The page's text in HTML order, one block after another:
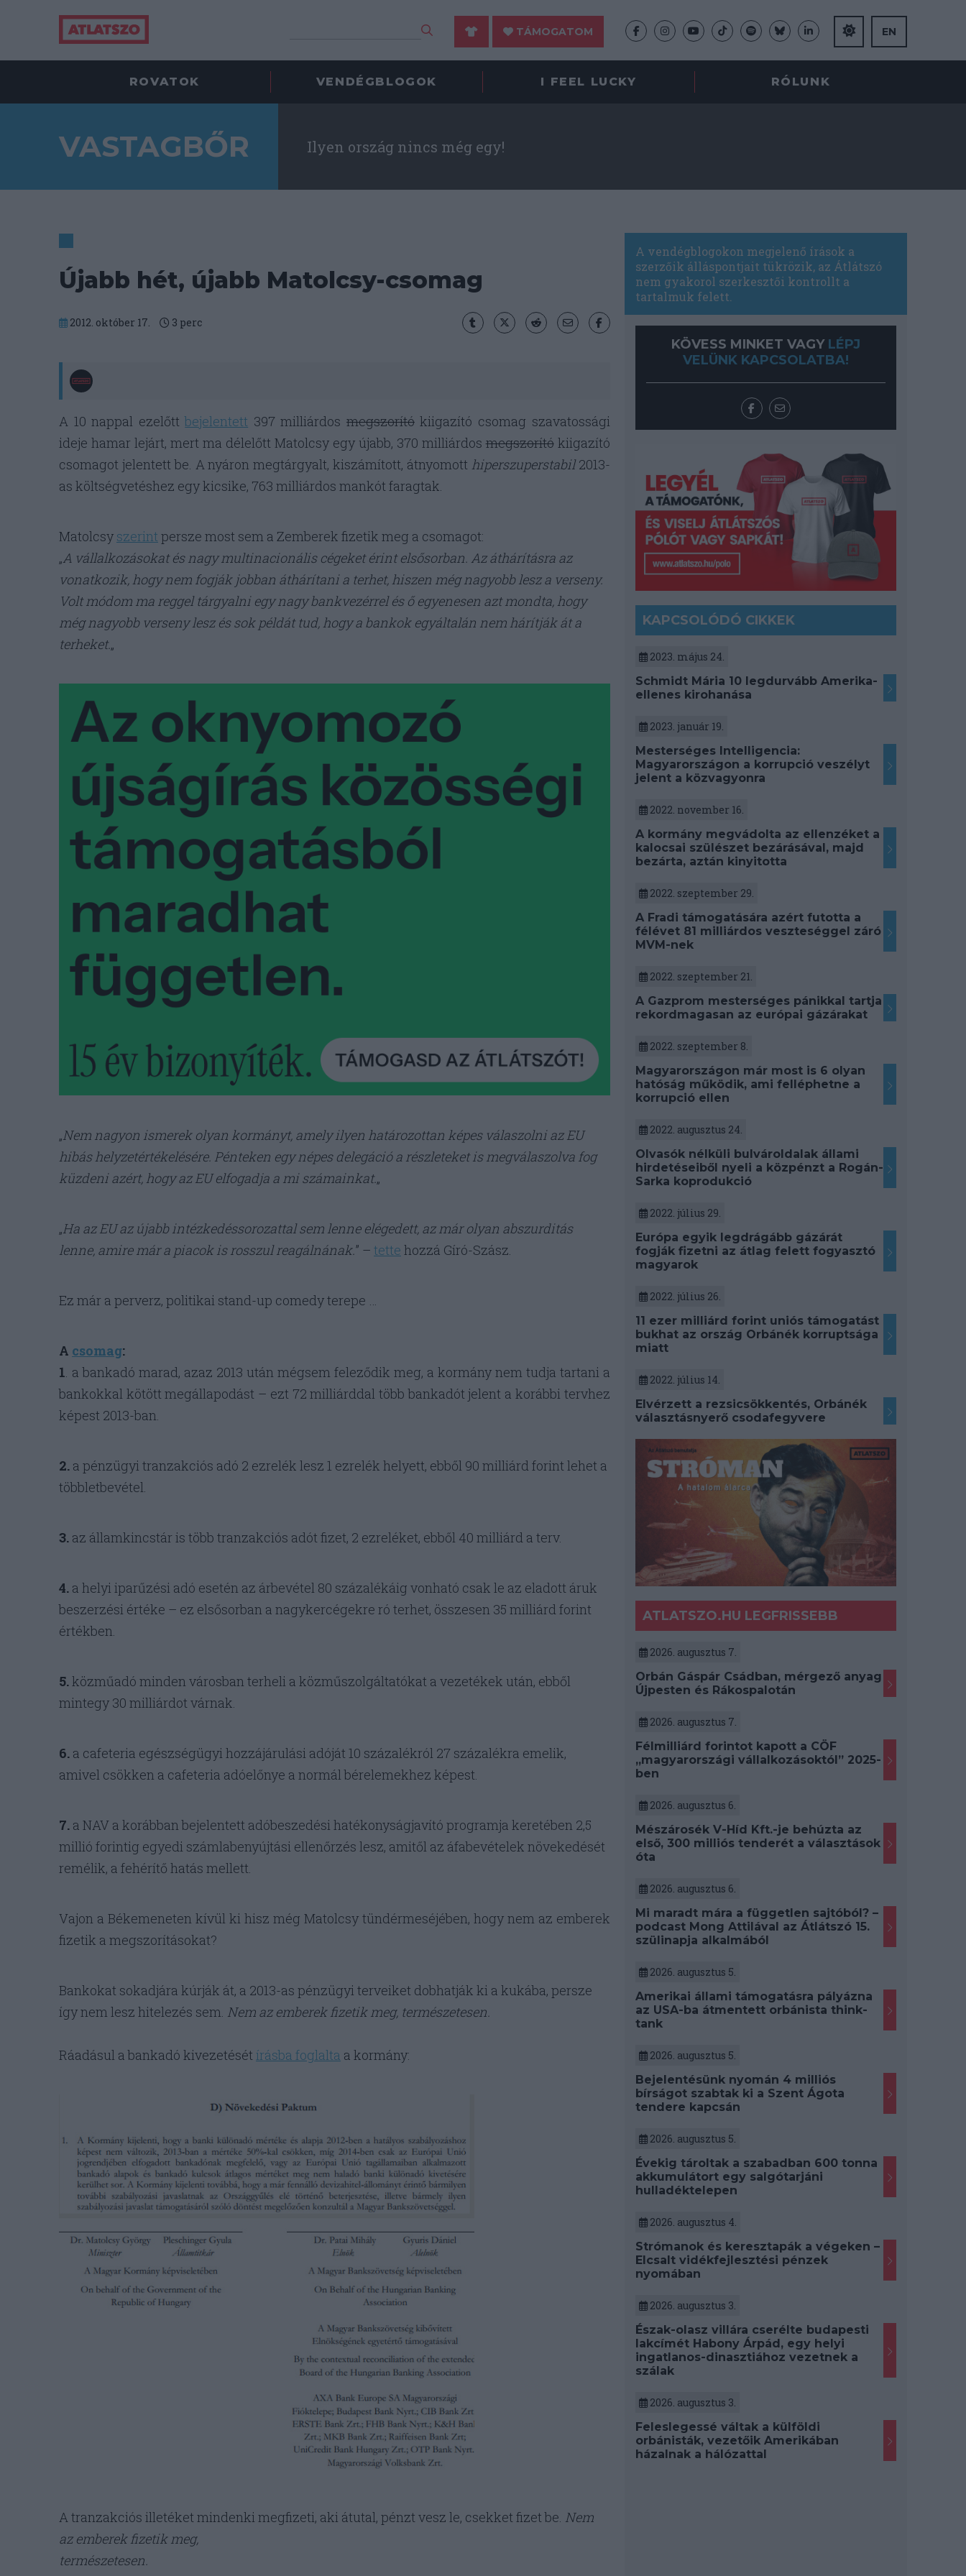
TÁMOGATOM EN
ROVATOK VENDÉGBLOGOK I FEEL LUCKY RÓLUNK
VASTAGBŐR Ilyen ország nincs még egy!
Újabb hét, újabb Matolcsy-csomag
2012. október 17. 3 perc
A 10 nappal ezelőttbejelentett 397 milliárdos megszorítókiigazító csomag szavatossági
ideje hamar lejárt, mert ma délelőtt Matolcsy egy újabb, 370 milliárdosmegszorítókiigazító
csomagot jelentett be. A nyáron megtárgyalt, kiszámított, átnyomott hiperszuperstabil2013-
as költségvetéshez egy kicsike, 763 milliárdos mankót faragtak.
Matolcsy szerint persze most sem a Zemberek fizetik meg a csomagot:
„A vállalkozásokat és nagy multinacionális cégeket érint elsősorban. Az áthárításra az
vonatkozik, hogy nem fogják jobban áthárítani a terhet, hiszen még nagyobb lesz a verseny.
Volt módom ma reggel tárgyalni egy nagy bankvezérrel és ő egyenesen azt mondta, hogy
még nagyobb verseny lesz és sok példát tud, hogy a bankok egyáltalán nem hárítják át a
terheket.„
„Nem nagyon ismerek olyan kormányt, amely ilyen határozottan képes válaszolni az EU
hibás helyzetértékelésére. Pénteken egy népes delegáció a részleteket is megválaszolva fog
küzdeni azért, hogy az EU elfogadja a mi számainkat.„
„Ha az EU az újabb intézkedéssorozattal sem lenne elégedett, az már olyan abszurditás
lenne, amire már a piacok is rosszul reagálnának.” – tette hozzá Gíró-Szász.
Ez már a perverz, politikai stand-up comedy terepe …
A csomag:
1 . a bankadó marad, azaz 2013 után mégsem feleződik meg, a kormány nem tudja tartani a
bankokkal kötött megállapodást – ezt 72 milliárddal több bankadót jelent a korábbi tervhez
képest 2013-ban.
2. a pénzügyi tranzakciós adó 2 ezrelék lesz 1 ezrelék helyett, ebből 90 milliárd forint lehet a
többletbevétel.
3. az államkincstár is több tranzakciós adót fizet, 2 ezreléket, ebből 40 milliárd a terv.
4. a helyi iparűzési adó esetén az árbevétel 80 százalékáig vonható csak le az eladott áruk
beszerzési értéke – ez elsősorban a nagykercégekre ró terhet, összesen 35 milliárd forint
értékben.
5.közműadó minden városban terheli a közműszolgáltatókat a vezetékek után, ebből
mintegy 30 milliárdot várnak.
6. a cafeteria egészségügyi hozzájárulási adóját 10 százalékról 27 százalékra emelik,
amivel csökken a cafeteria adóelőnye a normál bérelemekhez képest.
7. a NAV a korábban bejelentett adóbeszedési hatékonyságjavító programja keretében 2,5
millió forintig egyedi számlabenyújtási ellenőrzés lesz, amitől az áfabevételek növekedését
remélik, a fehérítő hatás mellett.
Vajon a Békemeneten kívül ki hisz még Matolcsy tündérmeséjében, hogy nem az emberek
fizetik a megszorításokat?
Bankokat sokadjára kúrják át, a 2013-as pénzügyi terveiket dobhatják ki a kukába, persze
így nem lesz hitelezés sem. Nem az emberek fizetik meg, természetesen.
Ráadásul a bankadó kivezetését írásba foglalta a kormány:
A tranzakciós illetéket mindenki megfizeti, aki átutal, pénzt vesz le, csekket fizet be. Nem
az emberek fizetik meg,
természetesen.
A vendégblogokon megjelenő írások a
szerzőik álláspontjait tükrözik, az Átlátszó
nem gyakorol szerkesztői kontrollt a
tartalmuk felett.
KÖVESS MINKET VAGY LÉPJ
VELÜNK KAPCSOLATBA!
KAPCSOLÓDÓ CIKKEK
2023. május 24.
Schmidt Mária 10 legdurvább Amerika-
ellenes kirohanása
2023. január 19.
Mesterséges Intelligencia:
Magyarországon a korrupció veszélyt
jelent a közvagyonra
2022. november 16.
A kormány megvádolta az ellenzéket a
kalocsai szülészet bezárásával, majd
bezárta, aztán kinyitotta
2022. szeptember 29.
A Fradi támogatására azért futotta a
félévet 81 milliárdos veszteséggel záró
MVM-nek
2022. szeptember 21.
A Gazprom mesterséges pánikkal tartja
rekordmagasan az európai gázárakat
2022. szeptember 8.
Magyarországon már most is 6 olyan
hatóság működik, ami felléphetne a
korrupció ellen
2022. augusztus 24.
Olvasók nélküli bulvároldalak állami
hirdetéseiből nyeli a közpénzt a Rogán-
Sarka koprodukció
2022. július 29.
Európa egyik legdrágább gázárát
fogják fizetni az átlag felett fogyasztó
magyarok
2022. július 26.
11 ezer milliárd forint uniós támogatást
bukhat az ország Orbánék korruptsága
miatt
2022. július 14.
Elvérzett a rezsicsökkentés, Orbánék
választásnyerő csodafegyvere
ATLATSZO.HU LEGFRISSEBB
2026. augusztus 7.
Orbán Gáspár Csádban, mérgező anyag
Újpesten és Rákospalotán
2026. augusztus 7.
Félmilliárd forintot kapott a CÖF
„magyarországi vállalkozásoktól” 2025-
ben
2026. augusztus 6.
Mészárosék V-Híd Kft.-je behúzta az
első, 300 milliós tenderét a választások
óta
2026. augusztus 6.
Mi maradt mára a független sajtóból? –
podcast Mong Attilával az Átlátszó 15.
szülinapja alkalmából
2026. augusztus 5.
Amerikai állami támogatásra pályázna
az USA-ba átmentett orbánista think-
tank
2026. augusztus 5.
Bejelentésünk nyomán 4 milliós
bírságot szabtak ki a Szent Ágota
tendere kapcsán
2026. augusztus 5.
Évekig tároltak a szabadban 600 tonna
akkumulátort egy salgótarjáni
hulladéktelepen
2026. augusztus 4.
Strómanok és keresztapák a végeken –
Elcsalt vidékfejlesztési pénzek
nyomában
2026. augusztus 3.
Észak-olasz villára cserélte budapesti
lakcímét Habony Árpád, egy helyi
ingatlanos-dinasztiához vezetnek a
szálak
2026. augusztus 3.
Feleslegessé váltak a külföldi
orbánisták, vezetőik Amerikában
házalnak a hálózattal